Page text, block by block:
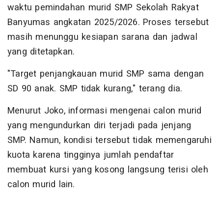
waktu pemindahan murid SMP Sekolah Rakyat
Banyumas angkatan 2025/2026. Proses tersebut
masih menunggu kesiapan sarana dan jadwal
yang ditetapkan.
"Target penjangkauan murid SMP sama dengan
SD 90 anak. SMP tidak kurang," terang dia.
Menurut Joko, informasi mengenai calon murid
yang mengundurkan diri terjadi pada jenjang
SMP. Namun, kondisi tersebut tidak memengaruhi
kuota karena tingginya jumlah pendaftar
membuat kursi yang kosong langsung terisi oleh
calon murid lain.